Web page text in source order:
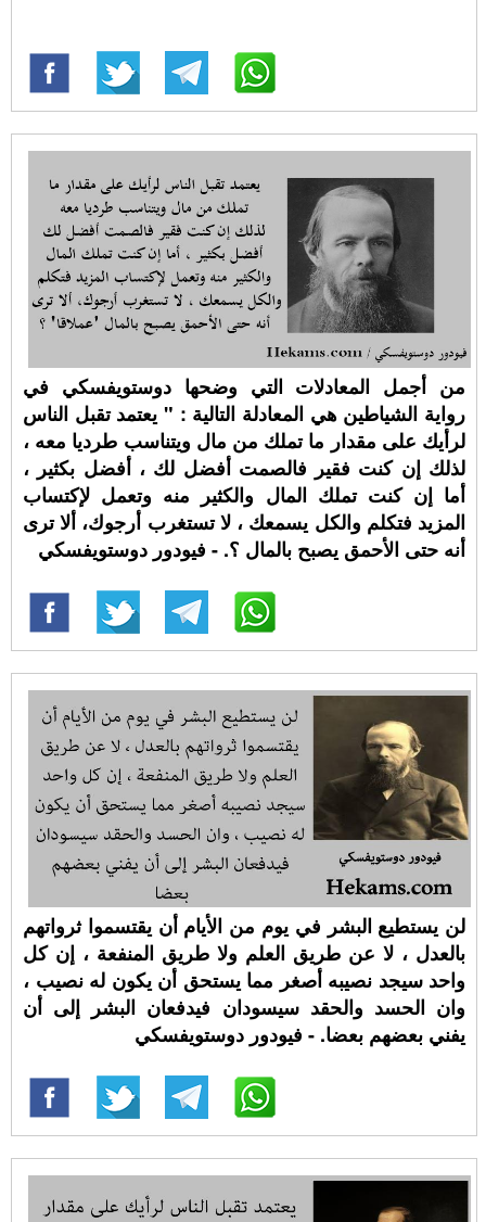
من أجمل المعادلات التي وضحها دوستويفسكي في
رواية الشياطين هي المعادلة التالية : " يعتمد تقبل الناس
لرأيك على مقدار ما تملك من مال ويتناسب طرديا معه ،
لذلك إن كنت فقير فالصمت أفضل لك ، أفضل بكثير ،
أما إن كنت تملك المال والكثير منه وتعمل لإكتساب
المزيد فتكلم والكل يسمعك ، لا تستغرب أرجوك، ألا ترى
أنه حتى الأحمق يصبح بالمال ؟. - فيودور دوستويفسكي
لن يستطيع البشر في يوم من الأيام أن يقتسموا ثرواتهم
بالعدل ، لا عن طريق العلم ولا طريق المنفعة ، إن كل
واحد سيجد نصيبه أصغر مما يستحق أن يكون له نصيب ،
وان الحسد والحقد سيسودان فيدفعان البشر إلى أن
يفني بعضهم بعضا. - فيودور دوستويفسكي